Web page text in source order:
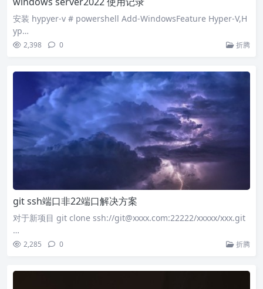
安装 hypyer-v # powershell Add-WindowsFeature Hyper-V,H
yp…
2,398 0 折腾
git ssh端口非22端口解决方案
对于新项目 git clone ssh://git@xxxx.com:22222/xxxxx/xxx.git
…
2,285 0 折腾